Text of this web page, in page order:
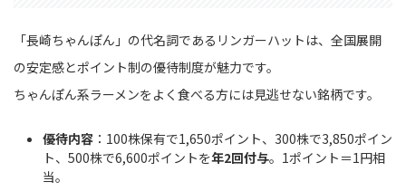
「長崎ちゃんぽん」の代名詞であるリンガーハットは、全国展開
の安定感とポイント制の優待制度が魅力です。
ちゃんぽん系ラーメンをよく食べる方には見逃せない銘柄です。
優待内容 ：100株保有で1,650ポイント、300株で3,850ポイン
ト、500株で6,600ポイントを年2回付与。1ポイント＝1円相
当。